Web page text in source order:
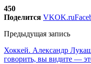
450
Поделится VKOK.ru
Предыдущая запись
Хоккей. Александр
говорить, вы видите —